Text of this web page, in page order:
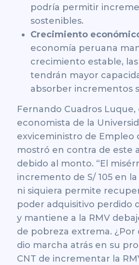
podría permitir
sostenibles.
Crecimiento
economía peruana
crecimiento estable,
tendrán mayor
absorber incrementos
Fernando Cuadros Luque,
economista de la
exviceministro de Empleo
mostró en contra de este
debido al monto. “El
incremento de S/ 105 en la
ni siquiera permite
poder adquisitivo perdido
y mantiene a la RMV
de pobreza extrema. ¿Por
dio marcha atrás en su
CNT de incrementar la